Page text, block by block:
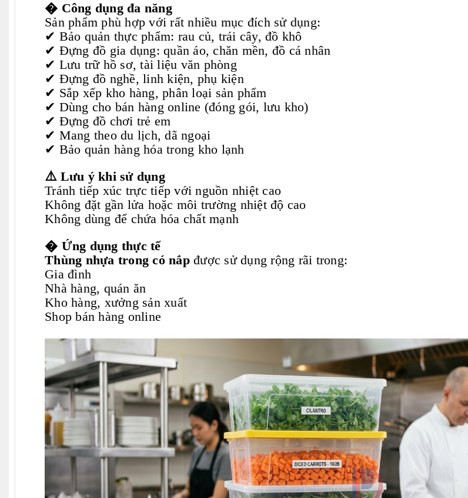
�️ Công dụng đa năng
Sản phẩm phù hợp với rất nhiều mục đích sử dụng:
✔ Bảo quản thực phẩm: rau củ, trái cây, đồ khô
✔ Đựng đồ gia dụng: quần áo, chăn mền, đồ cá nhân
✔ Lưu trữ hồ sơ, tài liệu văn phòng
✔ Đựng đồ nghề, linh kiện, phụ kiện
✔ Sắp xếp kho hàng, phân loại sản phẩm
✔ Dùng cho bán hàng online (đóng gói, lưu kho)
✔ Đựng đồ chơi trẻ em
✔ Mang theo du lịch, dã ngoại
✔ Bảo quản hàng hóa trong kho lạnh
⚠️ Lưu ý khi sử dụng
Tránh tiếp xúc trực tiếp với nguồn nhiệt cao
Không đặt gần lửa hoặc môi trường nhiệt độ cao
Không dùng để chứa hóa chất mạnh
� Ứng dụng thực tế
Thùng nhựa trong có nắp được sử dụng rộng rãi trong:
Gia đình
Nhà hàng, quán ăn
Kho hàng, xưởng sản xuất
Shop bán hàng online